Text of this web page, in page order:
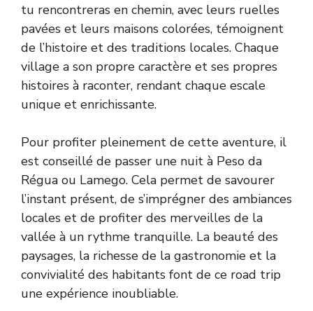
tu rencontreras en chemin, avec leurs ruelles
pavées et leurs maisons colorées, témoignent
de l’histoire et des traditions locales. Chaque
village a son propre caractère et ses propres
histoires à raconter, rendant chaque escale
unique et enrichissante.
Pour profiter pleinement de cette aventure, il
est conseillé de passer une nuit à Peso da
Régua ou Lamego. Cela permet de savourer
l’instant présent, de s’imprégner des ambiances
locales et de profiter des merveilles de la
vallée à un rythme tranquille. La beauté des
paysages, la richesse de la gastronomie et la
convivialité des habitants font de ce road trip
une expérience inoubliable.